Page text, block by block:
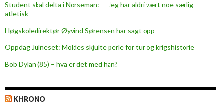
Student skal delta i Norseman: — Jeg har aldri vært noe særlig
atletisk
Høgskoledirektør Øyvind Sørensen har sagt opp
Oppdag Julneset: Moldes skjulte perle for tur og krigshistorie
Bob Dylan (85) – hva er det med han?
KHRONO